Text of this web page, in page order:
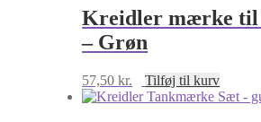
Kreidler mærke til
– Grøn
57,50kr. Tilføj til kurv